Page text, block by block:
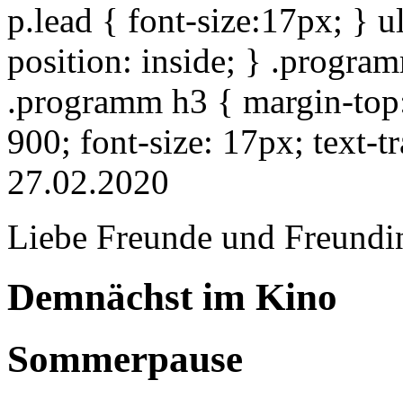
p.lead { font-size:17px; }
position: inside; }
.programm h3 { margin-
900; font-size: 17px; text-
27.02.2020
Liebe Freunde und
Demnächst im Kino
Sommerpause